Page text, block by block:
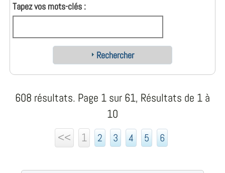
Tapez vos mots-clés :
Rechercher
608 résultats. Page 1 sur 61, Résultats de 1 à
10
<<
1 2 3 4 5 6